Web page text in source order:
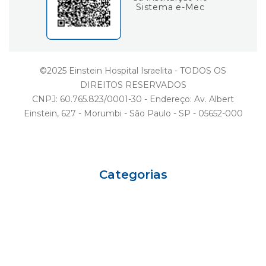
Sistema e-Mec
©2025 Einstein Hospital Israelita - TODOS OS
DIREITOS RESERVADOS
CNPJ: 60.765.823/0001-30 - Endereço: Av. Albert
Einstein, 627 - Morumbi - São Paulo - SP - 05652-000
Categorias